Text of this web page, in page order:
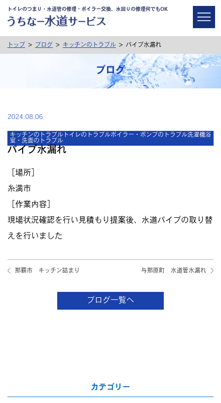
トイレのつまり・水道管の修理・ボイラー交換、水回りの修理何でもOK
トップ > ブログ > キッチンのトラブル > パイプ水漏れ
ブログ
2024.08.06
キッチンのトラブル トイレのトラブルボイラー・ポンプのトラブル洗濯機浴
室・洗面のトラブル
パイプ水漏れ
［場所］
糸満市
［作業内容］
現場状況確認を行い見積もり提案後、水道パイプの取り替
えを行いました
那覇市 キッチン詰まり 与那原町 水道管水漏れ
ブログ一覧へ
カテゴリー